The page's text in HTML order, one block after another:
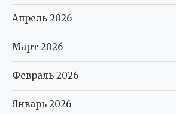
Апрель 2026
Март 2026
Февраль 2026
Январь 2026